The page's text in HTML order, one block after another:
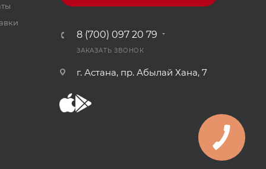
8 (700) 097 20 79
ЗАКАЗАТЬ ЗВОНОК
г. Астана, пр. Абылай Хана, 7